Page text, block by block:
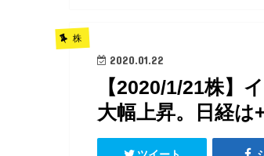
株
2020.01.22
【2020/1/21株】
大幅上昇。日経は